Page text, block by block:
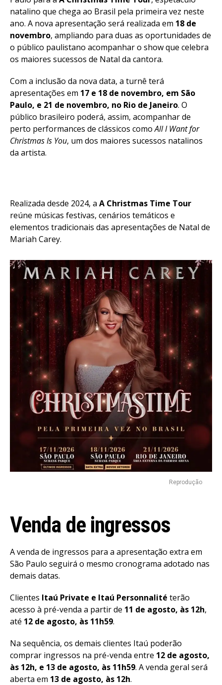
natalino que chega ao Brasil pela primeira vez neste
ano. A nova apresentação será realizada em 18 de
novembro, ampliando para duas as oportunidades de
o público paulistano acompanhar o show que celebra
os maiores sucessos de Natal da cantora.
Com a inclusão da nova data, a turnê terá
apresentações em 17 e 18 de novembro, em São
Paulo, e 21 de novembro, no Rio de Janeiro. O
público brasileiro poderá, assim, acompanhar de
perto performances de clássicos comoAll I Want for
Christmas Is You, um dos maiores sucessos natalinos
da artista.
Realizada desde 2024, a A Christmas Time Tour
reúne músicas festivas, cenários temáticos e
elementos tradicionais das apresentações de Natal de
Mariah Carey.
Reprodução
Venda de ingressos
A venda de ingressos para a apresentação extra em
São Paulo seguirá o mesmo cronograma adotado nas
demais datas.
Clientes Itaú Private e Itaú Personnalité terão
acesso à pré-venda a partir de 11 de agosto, às 12h,
até 12 de agosto, às 11h59.
Na sequência, os demais clientes Itaú poderão
comprar ingressos na pré-venda entre 12 de agosto,
às 12h, e 13 de agosto, às 11h59. A venda geral será
aberta em 13 de agosto, às 12h.
Flipboard
Reddit
Pinterest
Whatsapp
Email